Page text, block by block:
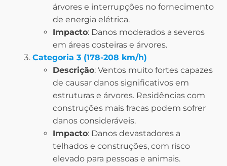
árvores e interrupções no fornecimento
de energia elétrica.
Impacto: Danos moderados a severos
em áreas costeiras e árvores.
Categoria 3 (178-208 km/h)
Descrição: Ventos muito fortes capazes
de causar danos significativos em
estruturas e árvores. Residências com
construções mais fracas podem sofrer
danos consideráveis.
Impacto: Danos devastadores a
telhados e construções, com risco
elevado para pessoas e animais.